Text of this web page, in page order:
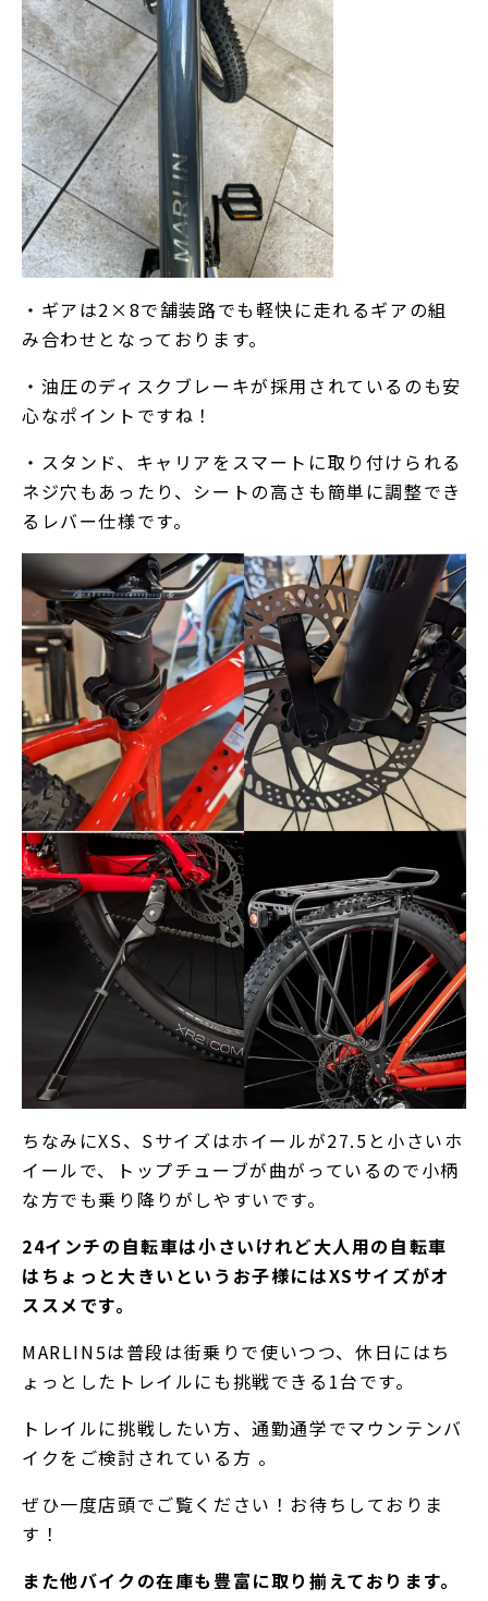
・ギアは2×8で舗装路でも軽快に走れるギアの組
み合わせとなっております。
・油圧のディスクブレーキが採用されているのも安
心なポイントですね！
・スタンド、キャリアをスマートに取り付けられる
ネジ穴もあったり、シートの高さも簡単に調整でき
るレバー仕様です。
ちなみにXS、Sサイズはホイールが27.5と小さいホ
イールで、トップチューブが曲がっているので小柄
な方でも乗り降りがしやすいです。
24インチの自転車は小さいけれど大人用の自転車
はちょっと大きいというお子様にはXSサイズがオ
ススメです。
MARLIN5は普段は街乗りで使いつつ、休日にはち
ょっとしたトレイルにも挑戦できる1台です。
トレイルに挑戦したい方、通勤通学でマウンテンバ
イクをご検討されている方 。
ぜひ一度店頭でご覧ください！お待ちしておりま
す！
また他バイクの在庫も豊富に取り揃えております。